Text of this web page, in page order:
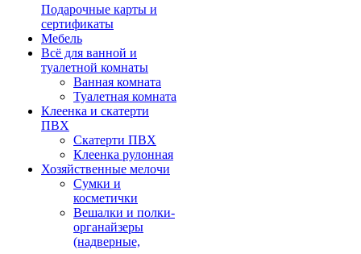
Подарочные карты и
сертификаты
Мебель
Всё для ванной и
туалетной комнаты
Ванная комната
Туалетная комната
Клеенка и скатерти
ПВХ
Скатерти ПВХ
Клеенка рулонная
Хозяйственные мелочи
Сумки и
косметички
Вешалки и полки-
органайзеры
(надверные,